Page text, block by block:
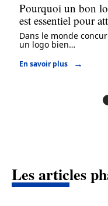
Pourquoi un bon
est essentiel pour
Dans le monde
un logo bien…
En savoir plus
Les articles